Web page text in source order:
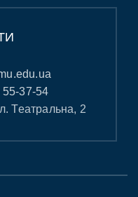
55-37-54
Театральна, 2